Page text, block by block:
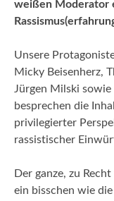
weißen Moderator
Unsere
Micky Beisenherz,
Jürgen Milski
besprechen die
privilegierter
rassistischer
Der ganze, zu
ein bisschen wie